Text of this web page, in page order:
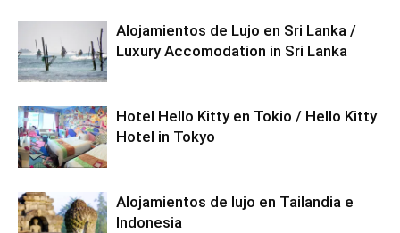
Alojamientos de Lujo en Sri Lanka /
Luxury Accomodation in Sri Lanka
Hotel Hello Kitty en Tokio / Hello Kitty
Hotel in Tokyo
Alojamientos de lujo en Tailandia e
Indonesia